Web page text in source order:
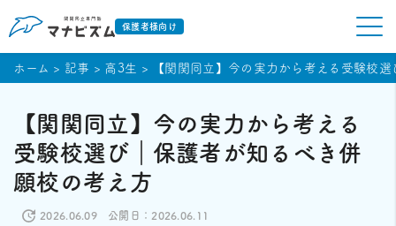
保護者様向け
ホーム > 記事 > 高3生 > 【関関同立】今の実力から考える受験校
【関関同立】今の実力から考える
受験校選び｜保護者が知るべき併
願校の考え方
2026.06.09 公開日：2026.06.11